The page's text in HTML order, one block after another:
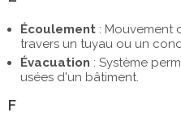
Écoulement : Mouvement
travers un tuyau ou un
Évacuation : Système
usées d'un bâtiment.
F